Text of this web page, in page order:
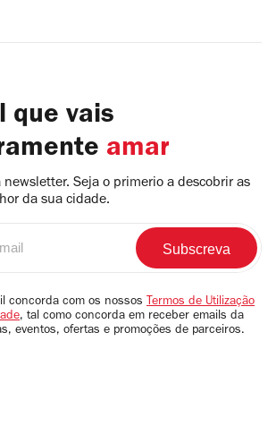
que vais
amar
newsletter. Seja o primerio a descobrir as
da sua cidade.
concorda com os nossos Termos de Utilização
, tal como concorda em receber emails da
eventos, ofertas e promoções de parceiros.